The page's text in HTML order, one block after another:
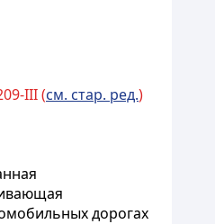
III (см. стар. ред.)
дорогах